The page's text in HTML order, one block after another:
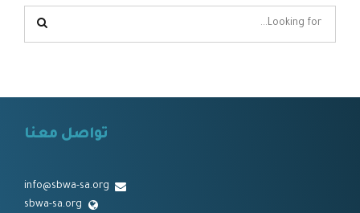
تواصل معنا
info@sbwa-sa.org
sbwa-sa.org